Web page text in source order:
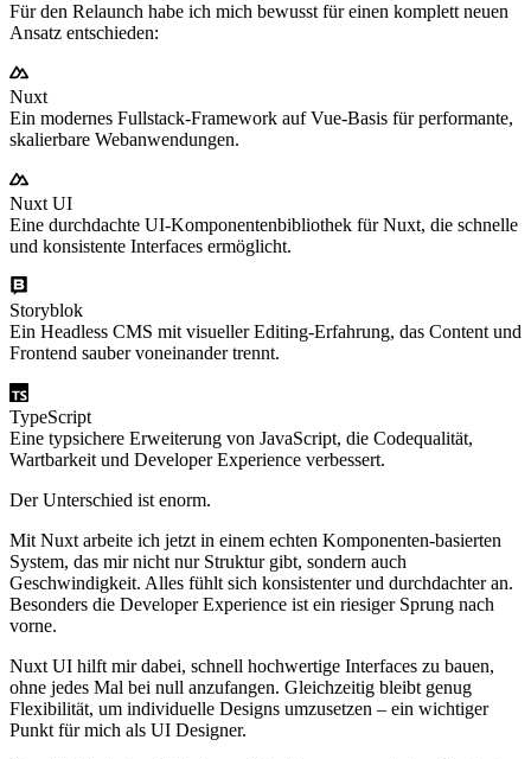
Für den Relaunch habe ich mich bewusst für einen komplett neuen
Ansatz entschieden:
Nuxt
Ein modernes Fullstack-Framework auf Vue-Basis für performante,
skalierbare Webanwendungen.
Nuxt UI
Eine durchdachte UI-Komponentenbibliothek für Nuxt, die schnelle
und konsistente Interfaces ermöglicht.
Storyblok
Ein Headless CMS mit visueller Editing-Erfahrung, das Content und
Frontend sauber voneinander trennt.
TypeScript
Eine typsichere Erweiterung von JavaScript, die Codequalität,
Wartbarkeit und Developer Experience verbessert.
Der Unterschied ist enorm.
Mit Nuxt arbeite ich jetzt in einem echten Komponenten-basierten
System, das mir nicht nur Struktur gibt, sondern auch
Geschwindigkeit. Alles fühlt sich konsistenter und durchdachter an.
Besonders die Developer Experience ist ein riesiger Sprung nach
vorne.
Nuxt UI hilft mir dabei, schnell hochwertige Interfaces zu bauen,
ohne jedes Mal bei null anzufangen. Gleichzeitig bleibt genug
Flexibilität, um individuelle Designs umzusetzen – ein wichtiger
Punkt für mich als UI Designer.